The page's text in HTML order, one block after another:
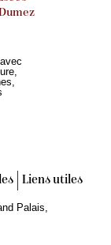
Liens utiles
Palais,